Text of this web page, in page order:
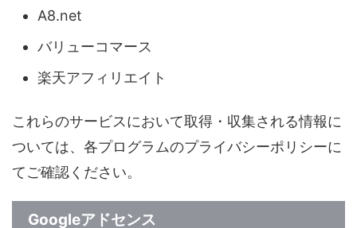
A8.net
バリューコマース
楽天アフィリエイト
これらのサービスにおいて取得・収集される情報に
ついては、各プログラムのプライバシーポリシーに
てご確認ください。
Googleアドセンス